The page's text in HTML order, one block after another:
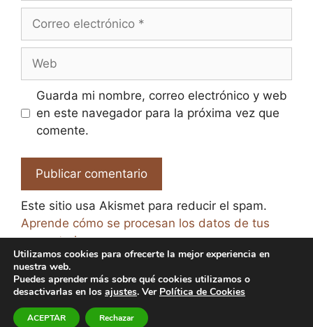
Correo
Web
Guarda mi nombre, correo electrónico y web
en este navegador para la próxima vez que
comente.
Este sitio usa Akismet para reducir el spam.
Aprende cómo se procesan los datos de tus
comentarios.
© 2026 El Paraíso de la Cerveza -
Utilizamos cookies para ofrecerte la mejor experiencia en
nuestra web.
Puedes aprender más sobre qué cookies utilizamos o
desactivarlas en los ajustes. Ver Política de Cookies
ACEPTAR Rechazar